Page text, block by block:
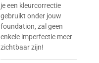
je een kleurcorrectie
gebruikt onder jouw
foundation, zal geen
enkele imperfectie meer
zichtbaar zijn!